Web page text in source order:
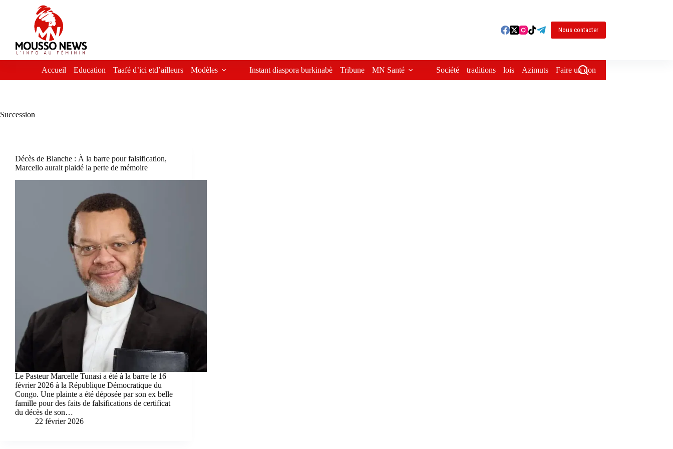
Nous contacter
Accueil Education Taafé d’ici etd’ailleurs Modèles Instant diaspora burkinabè Tribune MN Santé Société traditions lois Azimuts Faire un don
Succession
Décès de Blanche : À la barre pour falsification,
Marcello aurait plaidé la perte de mémoire
Le Pasteur Marcelle Tunasi a été à la barre le 16
février 2026 à la République Démocratique du
Congo. Une plainte a été déposée par son ex belle
famille pour des faits de falsifications de certificat
du décès de son…
22 février 2026